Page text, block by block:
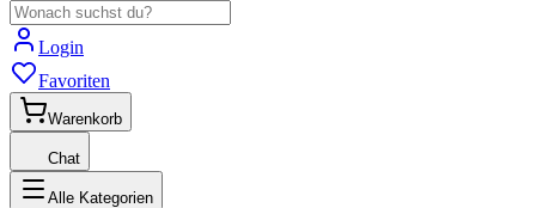
Login
Favoriten
Warenkorb
Chat
Alle Kategorien